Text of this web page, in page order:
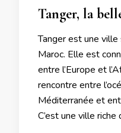
Tanger, la
Tanger est une
Maroc. Elle est
entre l’Europe et
rencontre entre
Méditerranée et
C’est une ville